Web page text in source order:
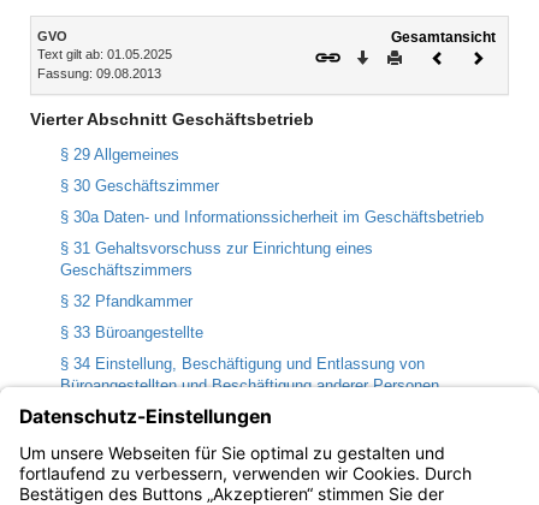
Inhalt
GVO
Text gilt ab: 01.05.2025
Fassung: 09.08.2013
Gesamtansicht
Download
DruckenVorheriges
Vierter Abschnitt Geschäftsbetrieb
§ 29 Allgemeines
§ 30 Geschäftszimmer
§ 30a Daten- und Informationssicherheit im Geschäftsbetrieb
§ 31 Gehaltsvorschuss zur Einrichtung eines
Geschäftszimmers
§ 32 Pfandkammer
§ 33 Büroangestellte
§ 34 Einstellung, Beschäftigung und Entlassung von
Büroangestellten und Beschäftigung anderer Personen
§ 35 Unfallversicherung der Beschäftigten und der Arbeitshilfen
§ 36 Geschäftsbedarf
§ 37 Schriftverkehr